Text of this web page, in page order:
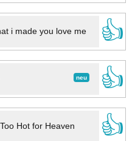
i made you love me
👍
neu
👍
Too Hot for Heaven
👍